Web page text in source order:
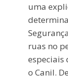
uma
ruas no
especiais
o Canil.